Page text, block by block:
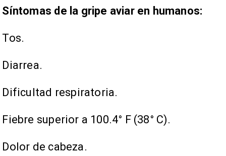
Síntomas de la gripe aviar en humanos:
​Tos.
Diarrea.
Dificultad respiratoria.
Fiebre superior a 100.4° F (38° C).
Dolor de cabeza.